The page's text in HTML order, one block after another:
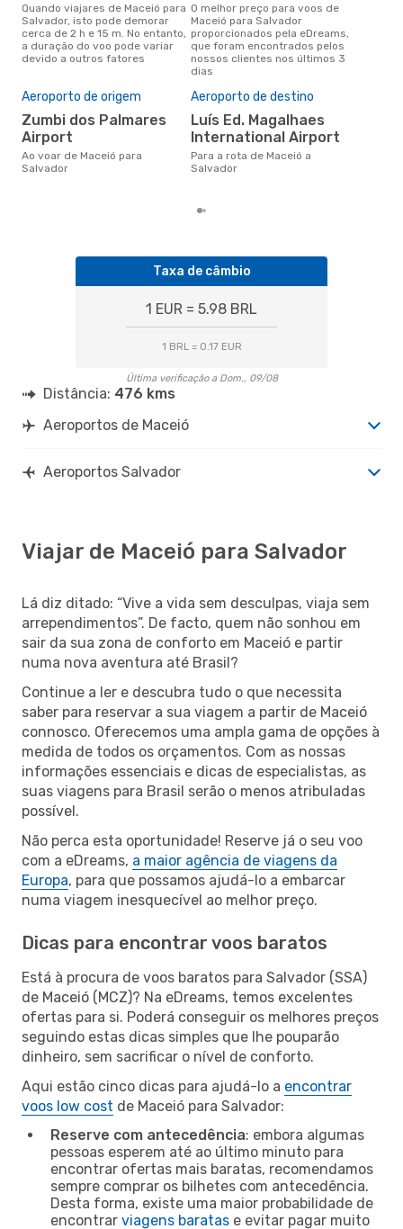
Quando viajares de Maceió para
Salvador, isto pode demorar
cerca de 2 h e 15 m. No entanto,
a duração do voo pode variar
devido a outros fatores
O melhor preço para voos de
Maceió para Salvador
proporcionados pela eDreams,
que foram encontrados pelos
nossos clientes nos últimos 3
dias
Aeroporto de origem
Zumbi dos Palmares
Airport
Ao voar de Maceió para
Salvador
Aeroporto de destino
Luís Ed. Magalhaes
International Airport
Para a rota de Maceió a
Salvador
Taxa de câmbio
1 EUR = 5.98 BRL
1 BRL = 0.17 EUR
Última verificação a Dom., 09/08
Distância: 476 kms
Aeroportos de Maceió
Aeroportos Salvador
Viajar de Maceió para Salvador
Lá diz ditado: “Vive a vida sem desculpas, viaja sem
arrependimentos”. De facto, quem não sonhou em
sair da sua zona de conforto em Maceió e partir
numa nova aventura até Brasil?
Continue a ler e descubra tudo o que necessita
saber para reservar a sua viagem a partir de Maceió
connosco. Oferecemos uma ampla gama de opções à
medida de todos os orçamentos. Com as nossas
informações essenciais e dicas de especialistas, as
suas viagens para Brasil serão o menos atribuladas
possível.
Não perca esta oportunidade! Reserve já o seu voo
com a eDreams, a maior agência de viagens da
Europa, para que possamos ajudá-lo a embarcar
numa viagem inesquecível ao melhor preço.
Dicas para encontrar voos baratos
Está à procura de voos baratos para Salvador (SSA)
de Maceió (MCZ)? Na eDreams, temos excelentes
ofertas para si. Poderá conseguir os melhores preços
seguindo estas dicas simples que lhe pouparão
dinheiro, sem sacrificar o nível de conforto.
Aqui estão cinco dicas para ajudá-lo a encontrar
voos low cost de Maceió para Salvador:
Reserve com antecedência: embora algumas
pessoas esperem até ao último minuto para
encontrar ofertas mais baratas, recomendamos
sempre comprar os bilhetes com antecedência.
Desta forma, existe uma maior probabilidade de
encontrar viagens baratas e evitar pagar muito